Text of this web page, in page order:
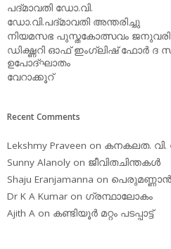
പദ്മാവതി ഡോ.വി.
ഡോ.വി.പദ്മാവതി അന്തരിച്ചു
നിയമസഭ പുസ്തകോത്സവം
ഡിക്ഷ്ണറി ഓഫ് ഇംഗ്ലിഷ് ഫോര്‍ ദ
ഉപോദ്ഘാതം
വേറാക്കൂറ്
Recent Comments
Lekshmy Praveen on കനകലത. വി.
Sunny Alanoly on ജീവിതചിന്തകള്‍
Shaju Eranjamanna on പെരുമണ്ണാന്‍
Dr K A Kumar on ഗ്രന്ഥാലോകം
Ajith A on കണ്ടിയൂര്‍ മറ്റം പടപ്പാട്ട്‌